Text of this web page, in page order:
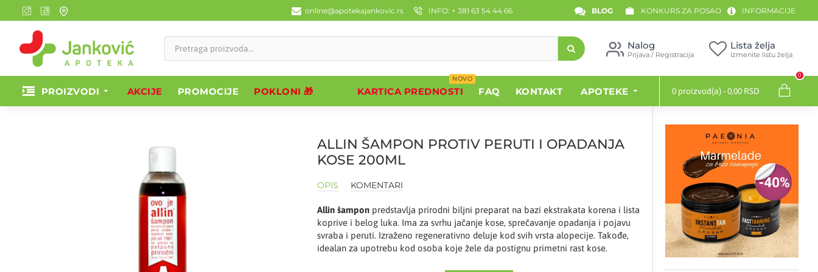
online@apotekajankovic.rs INFO: + 381 63 54 44 66 BLOG KONKURS ZA POSAO INFORMACIJE
Nalog
Prijava / Registracija
Lista želja
Izmenite listu želja
PROIZVODI AKCIJE PROMOCIJE POKLONI 🎁 KARTICA PREDNOSTI
NOVO
FAQ KONTAKT APOTEKE 0 proizvod(a) - 0,00 RSD
0
ALLIN ŠAMPON PROTIV PERUTI I OPADANJA
KOSE 200ML
OPIS KOMENTARI
Allin šampon predstavlja prirodni biljni preparat na bazi ekstrakata korena i lista
koprive i belog luka. Ima za svrhu jačanje kose, sprečavanje opadanja i pojavu
svraba i peruti. Izraženo regenerativno deluje kod svih vrsta alopecije. Takođe,
idealan za upotrebu kod osoba koje žele da postignu primetni rast kose.